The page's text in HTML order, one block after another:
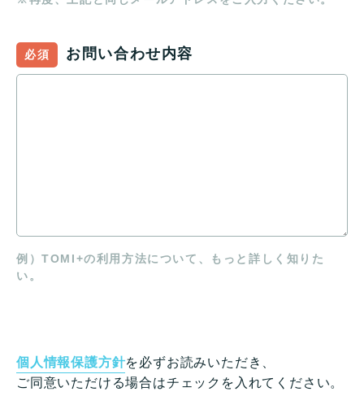
必須 お問い合わせ内容
例）TOMI+の利用方法について、もっと詳しく知りた
い。
個人情報保護方針を必ずお読みいただき、
ご同意いただける場合はチェックを入れてください。